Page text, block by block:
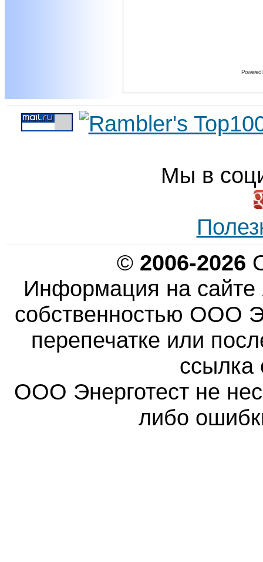
Powered
Мы в
© 2006-2026
Информация на сайте
собственностью ООО
перепечатке или
ссылка
ООО Энерготест не
либо